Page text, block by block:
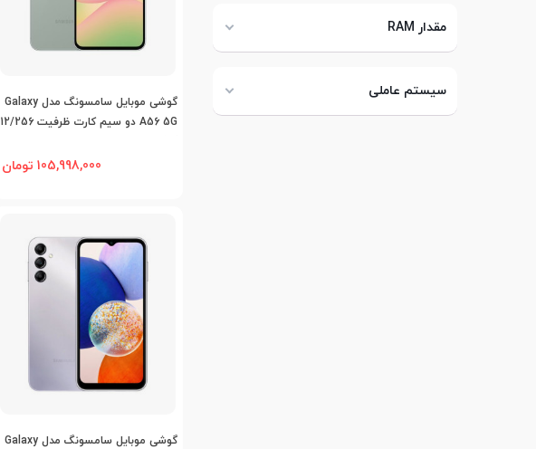
مقدار RAM
سیستم عاملی
اضافه به مقایسه گوشی موبایل سامسونگ مدل Galaxy
A56 5G دو سیم کارت ظرفیت 12/256
105,998,000 تومان
اضافه به مقایسه گوشی موبایل سامسونگ مدل Galaxy